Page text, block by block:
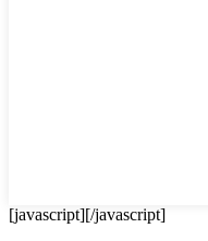
[javascript][/javascript]